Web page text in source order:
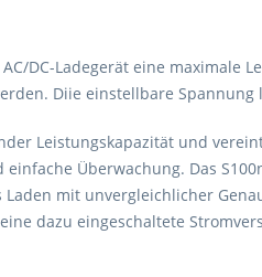
DC-Ladegerät eine maximale
Diie einstellbare
Leistungskapazität und
Überwachung. Das
mit unvergleichlicher
dazu eingeschaltete